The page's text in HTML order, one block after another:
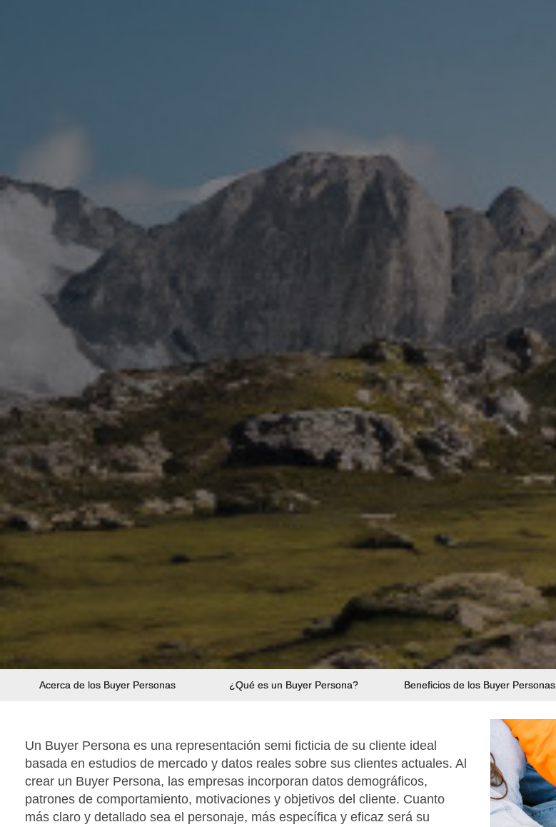
Acerca de los Buyer Personas ¿Qué es un Buyer Persona? Beneficios de los Buyer Personas
Un Buyer Persona es una representación semi ficticia de su cliente ideal
basada en estudios de mercado y datos reales sobre sus clientes actuales. Al
crear un Buyer Persona, las empresas incorporan datos demográficos,
patrones de comportamiento, motivaciones y objetivos del cliente. Cuanto
más claro y detallado sea el personaje, más específica y eficaz será su